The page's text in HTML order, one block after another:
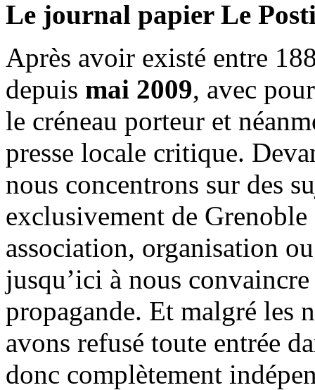
Le journal papier Le
Après avoir existé entre
depuis mai 2009, avec
le créneau porteur et
presse locale critique.
nous concentrons sur des
exclusivement de
association, organisation
jusqu’ici à nous
propagande. Et malgré les
avons refusé toute entrée
donc complètement